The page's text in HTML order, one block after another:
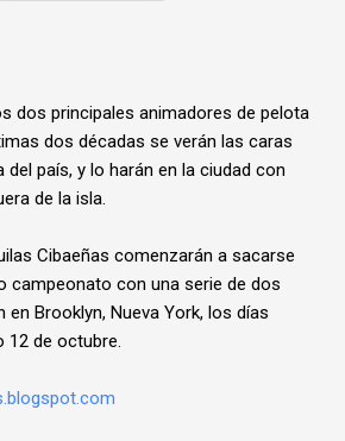
dos principales animadores de pelota
dos décadas se verán las caras
país, y lo harán en la ciudad con
de la isla.
Cibaeñas comenzarán a sacarse
campeonato con una serie de dos
en Brooklyn, Nueva York, los días
12 de octubre.